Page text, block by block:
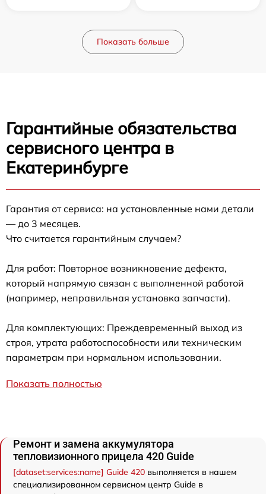
Показать больше
Гарантийные обязательства
сервисного центра в
Екатеринбурге
Гарантия от сервиса: на установленные нами детали
— до 3 месяцев.
Что считается гарантийным случаем?
Для работ: Повторное возникновение дефекта,
который напрямую связан с выполненной работой
(например, неправильная установка запчасти).
Для комплектующих: Преждевременный выход из
строя, утрата работоспособности или техническим
параметрам при нормальном использовании.
Показать полностью
Ремонт и замена аккумулятора
тепловизионного прицела 420 Guide
[dataset:services:name] Guide 420 выполняется в нашем
специализированном сервисном центр Guide в